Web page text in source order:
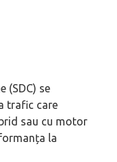
(SDC) se
trafic care
sau cu motor
la